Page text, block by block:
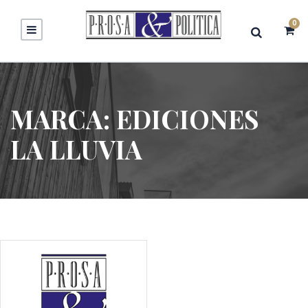
0
MARCA:EDICIONES
LA LLUVIA